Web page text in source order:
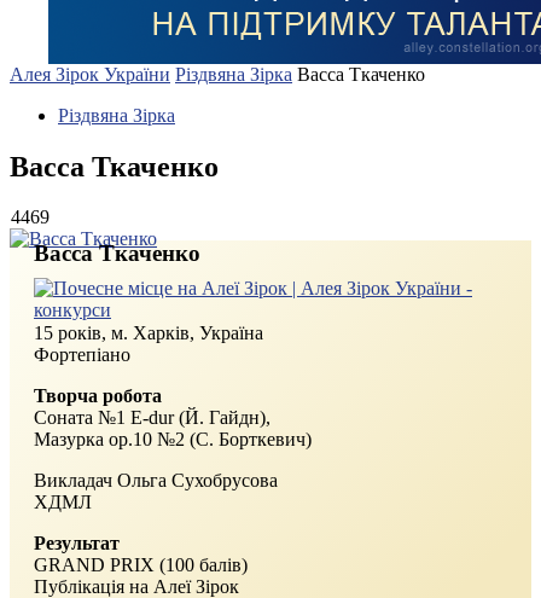
Алея Зірок України Різдвяна Зірка Васса Ткаченко
Різдвяна Зірка
Васса Ткаченко
4469
Васса Ткаченко
15 років, м. Харків, Україна
Фортепіано
Творча робота
Соната №1 E-dur (Й. Гайдн),
Мазурка ор.10 №2 (С. Борткевич)
Викладач Ольга Сухобрусова
ХДМЛ
Результат
GRAND PRIX (100 балів)
Публікація на Алеї Зірок